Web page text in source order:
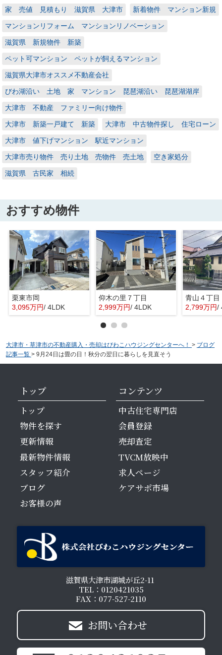
家 売値 見積もり 滋賀県 大津市 新着物件 マンション新規
マンションリフォーム マンションリノベーション
滋賀県 新規物件 新築
ペット可マンション ペットが飼えるマンション
滋賀県大津市オススメ不動産会社
びわ湖沿い 土地 家 マンション 琵琶湖沿い 琵琶湖湖岸
大津市 不動産 ファミリー向け物件
大津市 新築一戸建て 新築 大津市 中古物件探し 住宅ローン
大津市 値下げマンション 駅近マンション
大津市売り物件 売り土地 売物件 売土地 空き家処分
滋賀県 古民家 相続
おすすめ物件
栗東市岡
3,095万円/ 4LDK
仰木の里７丁目
2,999万円/ 4LDK
青山４丁目
2,799万円/
大津市・草津市の不動産購入・売却はびわこハウジングセンターへ！ > ブログ
記事一覧 > 9月24日は畳の日！秋分の翌日に暮らしを見直そう
トップ
トップ
物件を探す
更新情報
最新物件情報
スタッフ紹介
ブログ
お客様の声
コンテンツ
中古住宅専門店
会員登録
売却査定
TVCM放映中
求人ページ
ケアサポ市場
滋賀県大津市湖城が丘2-11
TEL：0120421035
FAX：077-527-2110
お問い合わせ